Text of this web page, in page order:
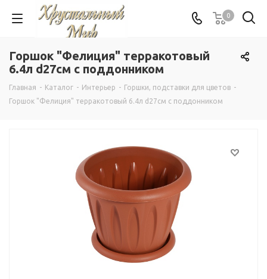
0
Горшок "Фелиция" терракотовый
6.4л d27см с поддонником
Главная - Каталог - Интерьер - Горшки, подставки для цветов -
Горшок "Фелиция" терракотовый 6.4л d27см с поддонником